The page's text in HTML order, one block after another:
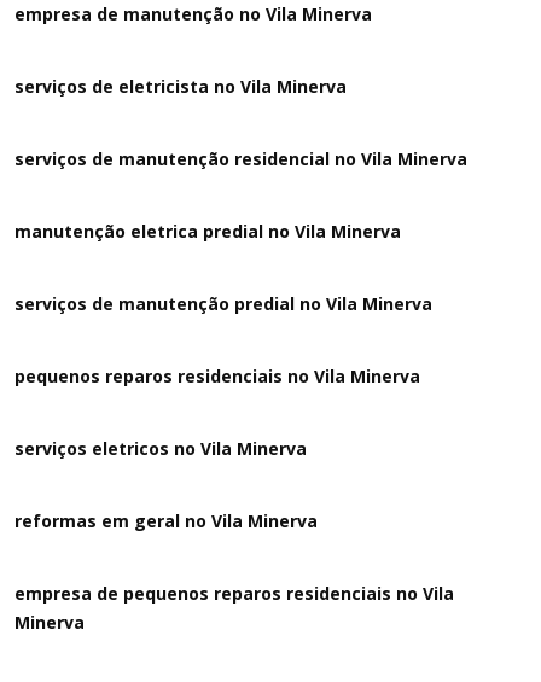
empresa de manutenção no Vila Minerva
serviços de eletricista no Vila Minerva
serviços de manutenção residencial no Vila Minerva
manutenção eletrica predial no Vila Minerva
serviços de manutenção predial no Vila Minerva
pequenos reparos residenciais no Vila Minerva
serviços eletricos no Vila Minerva
reformas em geral no Vila Minerva
empresa de pequenos reparos residenciais no Vila
Minerva